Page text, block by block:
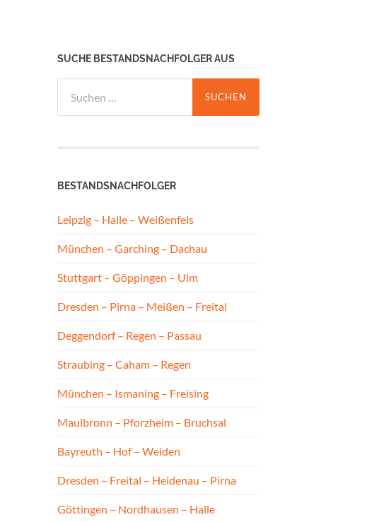
SUCHE BESTANDSNACHFOLGER AUS
nach:
BESTANDSNACHFOLGER
Leipzig – Halle – Weißenfels
München – Garching – Dachau
Stuttgart – Göppingen – Ulm
Dresden – Pirna – Meißen – Freital
Deggendorf – Regen – Passau
Straubing – Caham – Regen
München – Ismaning – Freising
Maulbronn – Pforzheim – Bruchsal
Bayreuth – Hof – Weiden
Dresden – Freital – Heidenau – Pirna
Göttingen – Nordhausen – Halle